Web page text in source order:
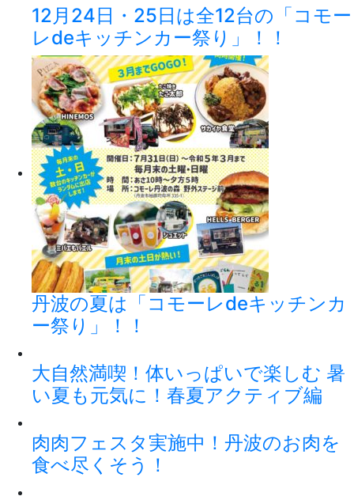
12月24日・25日は全12台の「コモー
レdeキッチンカー祭り」！！
丹波の夏は「コモーレdeキッチンカ
ー祭り」！！
大自然満喫！体いっぱいで楽しむ 暑
い夏も元気に！春夏アクティブ編
肉肉フェスタ実施中！丹波のお肉を
食べ尽くそう！